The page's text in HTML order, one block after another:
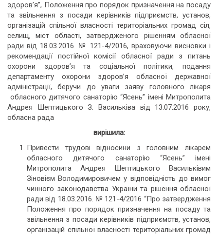
здоров’я”, Положення про порядок призначення на посаду
та звільнення з посади керівників підприємств, установ,
організацій спільної власності територіальних громад сіл,
селищ, міст області, затвердженого рішенням обласної
ради від 18.03.2016. № 121-4/2016, враховуючи висновки і
рекомендації постійної комісії обласної ради з питань
охорони здоров’я та соціальної політики, подання
департаменту охорони здоров’я обласної державної
адміністрації, беручи до уваги заяву головного лікаря
обласного дитячого санаторію “Ясень” імені Митрополита
Андрея Шептицького З. Васильківа від 13.07.2016 року,
обласна рада
вирішила:
Привести трудові відносини з головним лікарем
обласного дитячого санаторію “Ясень” імені
Митрополита Андрея Шептицького Васильківим
Зіновієм Володимировичем у відповідність до вимог
чинного законодавства України та рішення обласної
ради від 18.03.2016. № 121-4/2016 “Про затвердження
Положення про порядок призначення на посаду та
звільнення з посади керівників підприємств, установ,
організацій спільної власності територіальних громад